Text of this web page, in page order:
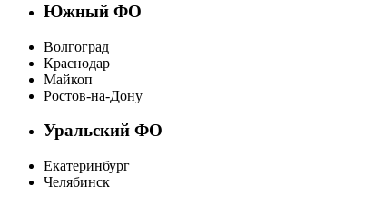
Южный ФО
Волгоград
Краснодар
Майкоп
Ростов-на-Дону
Уральский ФО
Екатеринбург
Челябинск